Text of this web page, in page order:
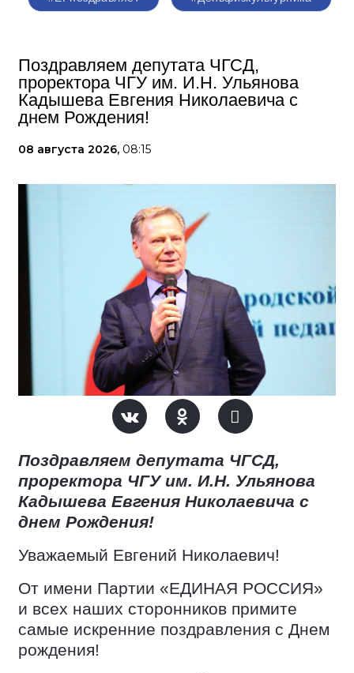
Поздравляем депутата ЧГСД,
проректора ЧГУ им. И.Н. Ульянова
Кадышева Евгения Николаевича с
днем Рождения!
08 августа 2026, 08:15
Поздравляем депутата ЧГСД,
проректора ЧГУ им. И.Н. Ульянова
Кадышева Евгения Николаевича с
днем Рождения!
Уважаемый Евгений Николаевич!
От имени Партии «ЕДИНАЯ РОССИЯ»
и всех наших сторонников примите
самые искренние поздравления с Днем
рождения!